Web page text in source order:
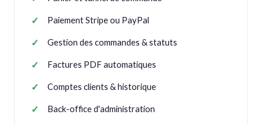
Paiement Stripe ou PayPal
Gestion des commandes & statuts
Factures PDF automatiques
Comptes clients & historique
Back-office d'administration